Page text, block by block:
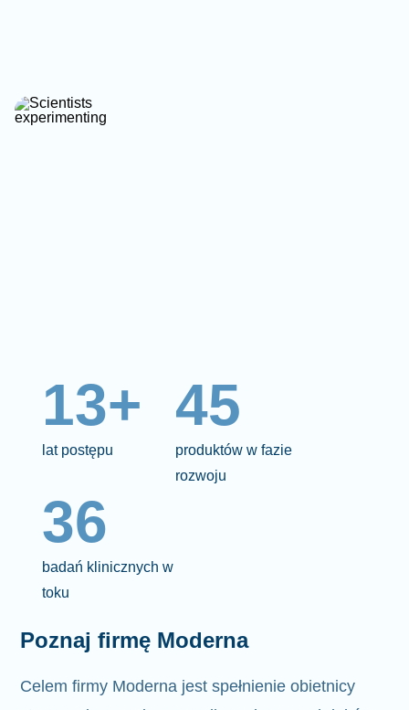
13+
lat postępu
45
produktów w fazie
rozwoju
36
badań klinicznych w
toku
Poznaj firmę Moderna
Celem firmy Moderna jest spełnienie obietnicy